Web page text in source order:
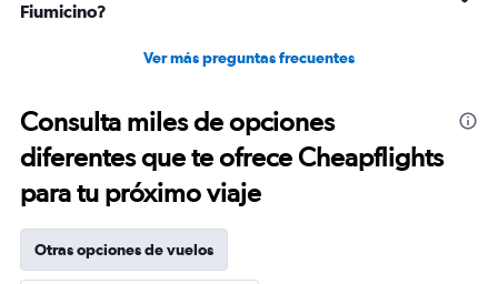
Fiumicino?
Ver más preguntas frecuentes
Consulta miles de opciones
diferentes que te ofrece Cheapflights
para tu próximo viaje
Otras opciones de vuelos